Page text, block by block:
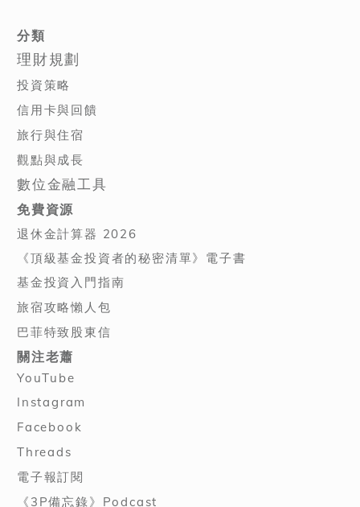
分類
理財規劃
投資策略
信用卡與回饋
旅行與住宿
觀點與成長
數位金融工具
免費資源
退休金計算器 2026
《頂級基金投資者的秘密清單》電子書
基金投資入門指南
旅宿攻略懶人包
巴菲特致股東信
關注老蕭
YouTube
Instagram
Facebook
Threads
電子報訂閱
《3P備忘錄》Podcast